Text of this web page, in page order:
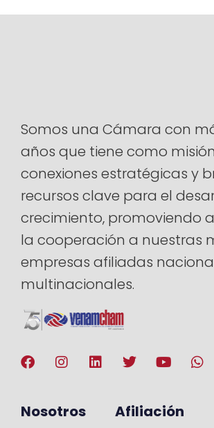
Somos una Cámara con
años que tiene como
conexiones estratégicas y
recursos clave para el
crecimiento, promoviendo
la cooperación a nuestras
empresas afiliadas
multinacionales.
Nosotros Afiliación